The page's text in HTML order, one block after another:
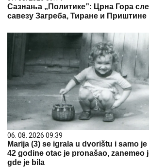
Сазнања „Политике”: Црна Гора
савезу Загреба, Тиране и Приштине
06. 08. 2026 09:39
Marija (3) se igrala u dvorištu i samo
42 godine otac je pronašao, zanemeo
gde je bila